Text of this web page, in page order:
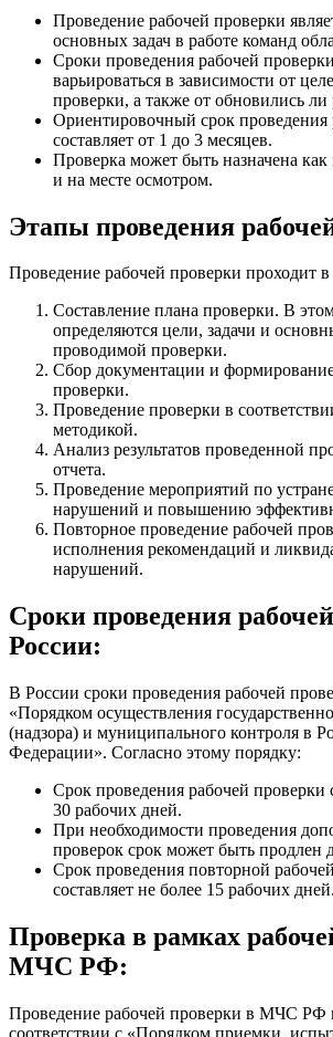
Проведение рабочей проверки
основных задач в работе команд
Сроки проведения рабочей
варьироваться в зависимости от
проверки, а также от обновились ли
Ориентировочный срок проведения
составляет от 1 до 3 месяцев.
Проверка может быть назначена
и на месте осмотром.
Этапы проведения
Проведение рабочей проверки проходит в
Составление плана проверки. В
определяются цели, задачи и
проводимой проверки.
Сбор документации и
проверки.
Проведение проверки в
методикой.
Анализ результатов проведенной
отчета.
Проведение мероприятий по
нарушений и повышению
Повторное проведение рабочей
исполнения рекомендаций и
нарушений.
Сроки проведения
России:
В России сроки проведения рабочей
«Порядком осуществления
(надзора) и муниципального контроля в
Федерации». Согласно этому порядку:
Срок проведения рабочей проверки
30 рабочих дней.
При необходимости проведения
проверок срок может быть продлен
Срок проведения повторной
составляет не более 15 рабочих дней.
Проверка в рамках
МЧС РФ:
Проведение рабочей проверки в МЧС РФ
соответствии с «Порядком приемки,